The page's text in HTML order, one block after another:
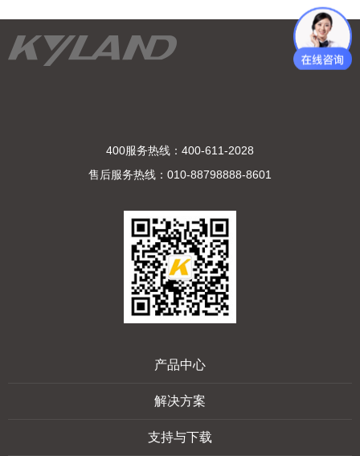
400服务热线：400-611-2028
售后服务热线：010-88798888-8601
产品中心
解决方案
支持与下载